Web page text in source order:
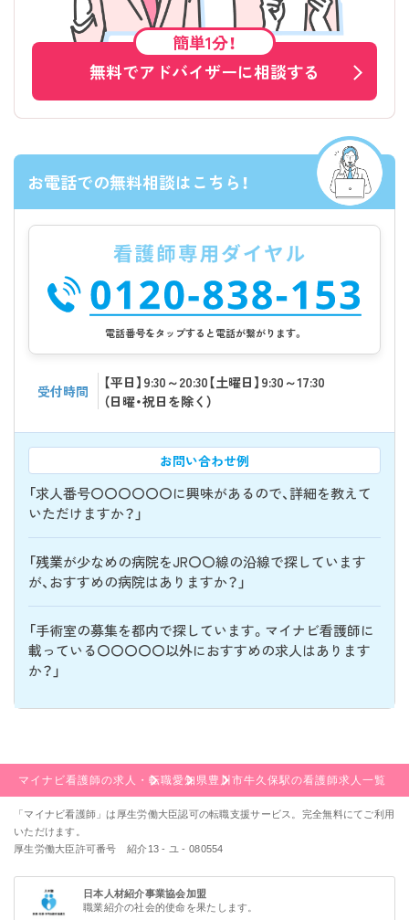
該当件数
条件を
クリア
簡単1分！
無料でアドバイザーに相談する
お電話での無料相談はこちら！
電話番号をタップすると電話が繋がります。
受付時間
【平日】9:30～20:30【土曜日】9:30～17:30
（日曜・祝日を除く）
お問い合わせ例
「求人番号〇〇〇〇〇〇に興味があるので、詳細を教えて
いただけますか？」
「残業が少なめの病院をJR〇〇線の沿線で探しています
が、おすすめの病院はありますか？」
「手術室の募集を都内で探しています。マイナビ看護師に
載っている〇〇〇〇〇以外におすすめの求人はあります
か？」
マイナビ看護師の求人・転職愛知県豊川市牛久保駅の看護師求人一覧
「マイナビ看護師」は厚生労働大臣認可の転職支援サービス。完全無料にてご利用
いただけます。
厚生労働大臣許可番号 紹介13 - ユ - 080554
日本人材紹介事業協会加盟
職業紹介の社会的使命を果たします。